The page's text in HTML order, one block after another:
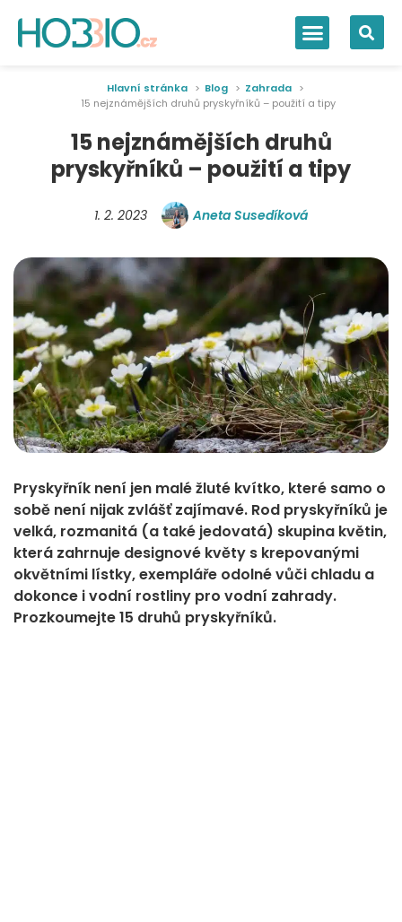
Hlavní stránka Blog
Zahrada
15 nejznámějších druhů pryskyřníků – použití a tipy
15 nejznámějších druhů
pryskyřníků – použití a tipy
1. 2. 2023 Aneta Susedíková
Pryskyřník není jen malé žluté kvítko, které samo o
sobě není nijak zvlášť zajímavé. Rod pryskyřníků je
velká, rozmanitá (a také jedovatá) skupina květin,
která zahrnuje designové květy s krepovanými
okvětními lístky, exempláře odolné vůči chladu a
dokonce i vodní rostliny pro vodní zahrady.
Prozkoumejte 15 druhů pryskyřníků.